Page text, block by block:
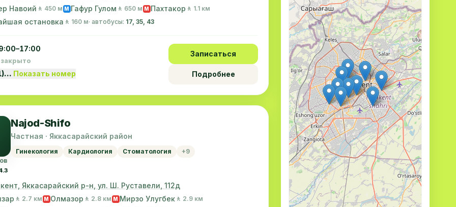
Навоий 🚶 450 м M Гафур Гулом 🚶 650 м M Пахтакор 🚶 1.1 км
остановка 🚶 160 м· автобусы: 17, 35, 43
Показать номер
Записаться
Подробнее
Najod-Shifo
Частная · Яккасарайский район
Гинекология Кардиология Стоматология +9
Яккасарайский р-н, ул. Ш. Руставели, 112д
🚶 2.7 км M Олмазор 🚶 2.8 км M Мирзо Улугбек 🚶 2.9 км